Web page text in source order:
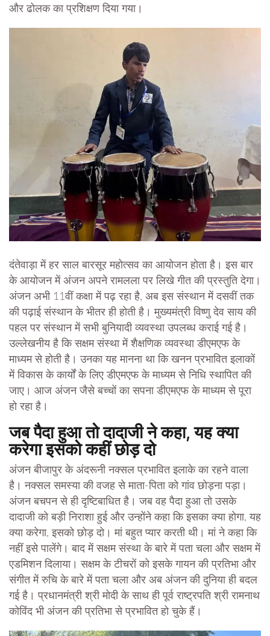
और ढोलक का प्रशिक्षण दिया गया।
दंतेवाड़ा में हर साल बारसूर महोत्सव का आयोजन होता है। इस बार
के आयोजन में अंजन अपने रामलला पर लिखे गीत की प्रस्तुति देगा।
अंजन अभी 11वीं कक्षा में पढ़ रहा है, अब इस संस्थान में दसवीं तक
की पढ़ाई संस्थान के भीतर ही होती है। मुख्यमंत्री विष्णु देव साय की
पहल पर संस्थान में सभी बुनियादी व्यवस्था उपलब्ध कराई गई है।
उल्लेखनीय है कि सक्षम संस्था में शैक्षणिक व्यवस्था डीएमएफ के
माध्यम से होती है। उनका यह मानना था कि खनन प्रभावित इलाकों
में विकास के कार्यों के लिए डीएमएफ के माध्यम से निधि स्थापित की
जाए। आज अंजन जैसे बच्चों का सपना डीएमएफ के माध्यम से पूरा
हो रहा है।
जब पैदा हुआ तो दादाजी ने कहा, यह क्या
करेगा इसको कहीं छोड़ दो
अंजन बीजापुर के अंदरूनी नक्सल प्रभावित इलाके का रहने वाला
है। नक्सल समस्या की वजह से माता-पिता को गांव छोड़ना पड़ा।
अंजन बचपन से ही दृष्टिबाधित है। जब वह पैदा हुआ तो उसके
दादाजी को बड़ी निराशा हुई और उन्होंने कहा कि इसका क्या होगा, यह
क्या करेगा, इसको छोड़ दो। मां बहुत प्यार करती थी। मां ने कहा कि
नहीं इसे पालेंगे। बाद में सक्षम संस्था के बारे में पता चला और सक्षम में
एडमिशन दिलाया। सक्षम के टीचरों को इसके गायन की प्रतिभा और
संगीत में रुचि के बारे में पता चला और अब अंजन की दुनिया ही बदल
गई है। प्रधानमंत्री श्री मोदी के साथ ही पूर्व राष्ट्रपति श्री रामनाथ
कोविंद भी अंजन की प्रतिभा से प्रभावित हो चुके हैं।